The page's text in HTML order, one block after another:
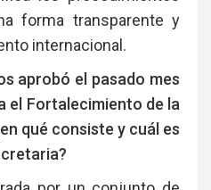
forma transparente y
internacional.
aprobó el pasado mes
el Fortalecimiento de la
qué consiste y cuál es